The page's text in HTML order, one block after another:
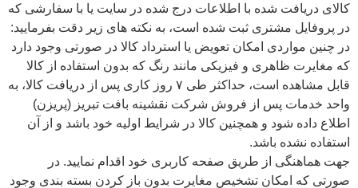
کالای دریافت شده با اطلاعات درج شده در سایت یا با سفارشی که
در پروفایل مشتری ثبت شده است، به نکته های زیر دقت بفرمایید:
در چنین مواردی امکان تعویض یا استرداد کالا در صورتی وجود دارد
که مغایرت ظاهری و فیزیکی مانند رنگ که بدون استفاده از کالا
قابل مشاهده است، حداکثر طی ۷ روز کاری پس از دریافت کالا، به
واحد خدمات پس از فروش شرکت نقشینه بافت تبریز (پریزن)
اطلاع داده شود و همچنین کالا در شرایط اولیه خود باشد و از آن
استفاده نشده باشد.
جهت هماهنگی از طریق صفحه کاربری خود اقدام نمایید. در
صورتی که امکان تشخیص مغایرت بدون باز کردن بسته بندی وجود